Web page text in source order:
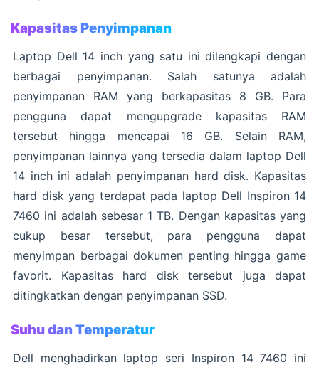
Kapasitas Penyimpanan
Laptop Dell 14 inch yang satu ini dilengkapi dengan
berbagai penyimpanan. Salah satunya adalah
penyimpanan RAM yang berkapasitas 8 GB. Para
pengguna dapat mengupgrade kapasitas RAM
tersebut hingga mencapai 16 GB. Selain RAM,
penyimpanan lainnya yang tersedia dalam laptop Dell
14 inch ini adalah penyimpanan hard disk. Kapasitas
hard disk yang terdapat pada laptop Dell Inspiron 14
7460 ini adalah sebesar 1 TB. Dengan kapasitas yang
cukup besar tersebut, para pengguna dapat
menyimpan berbagai dokumen penting hingga game
favorit. Kapasitas hard disk tersebut juga dapat
ditingkatkan dengan penyimpanan SSD.
Suhu dan Temperatur
Dell menghadirkan laptop seri Inspiron 14 7460 ini